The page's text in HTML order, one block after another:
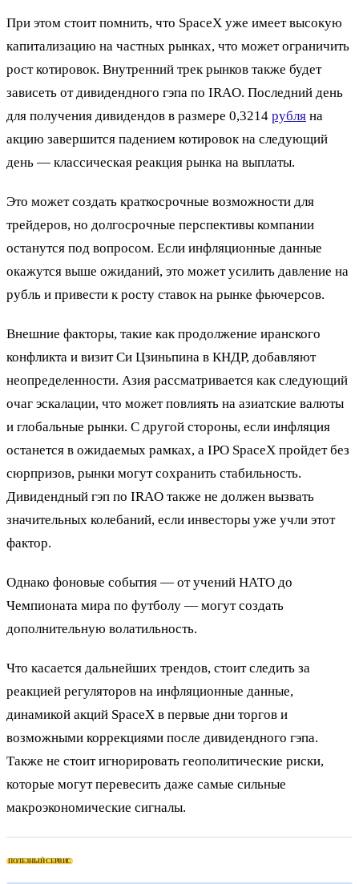
При этом стоит помнить, что SpaceX уже имеет высокую
капитализацию на частных рынках, что может ограничить
рост котировок. Внутренний трек рынков также будет
зависеть от дивидендного гэпа по IRAO. Последний день
для получения дивидендов в размере 0,3214 рубля на
акцию завершится падением котировок на следующий
день — классическая реакция рынка на выплаты.
Это может создать краткосрочные возможности для
трейдеров, но долгосрочные перспективы компании
останутся под вопросом. Если инфляционные данные
окажутся выше ожиданий, это может усилить давление на
рубль и привести к росту ставок на рынке фьючерсов.
Внешние факторы, такие как продолжение иранского
конфликта и визит Си Цзиньпина в КНДР, добавляют
неопределенности. Азия рассматривается как следующий
очаг эскалации, что может повлиять на азиатские валюты
и глобальные рынки. С другой стороны, если инфляция
останется в ожидаемых рамках, а IPO SpaceX пройдет без
сюрпризов, рынки могут сохранить стабильность.
Дивидендный гэп по IRAO также не должен вызвать
значительных колебаний, если инвесторы уже учли этот
фактор.
Однако фоновые события — от учений НАТО до
Чемпионата мира по футболу — могут создать
дополнительную волатильность.
Что касается дальнейших трендов, стоит следить за
реакцией регуляторов на инфляционные данные,
динамикой акций SpaceX в первые дни торгов и
возможными коррекциями после дивидендного гэпа.
Также не стоит игнорировать геополитические риски,
которые могут перевесить даже самые сильные
макроэкономические сигналы.
ПОЛЕЗНЫЙ СЕРВИС